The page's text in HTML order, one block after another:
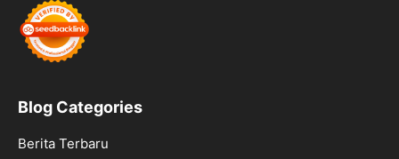
Blog Categories
Berita Terbaru